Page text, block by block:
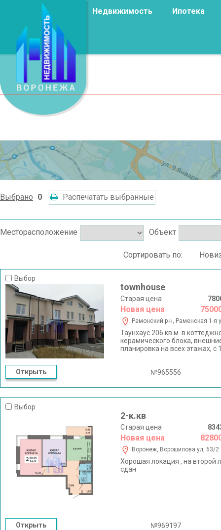
Недвижимость Ипотека
Выбрано 0 Распечатать выбранные
Месторасположение Объект
Сортировать по:
Выбор
townhouse
Старая цена
Новая цена
Рамонский р-н, Раменская 1-я
Таунхаус 206 кв.м. в
керамического блока,
планировка на всех этажах, с
удовольствием отвечу на
Открыть №965556
Выбор
2-к.кв
Старая цена
Новая цена
Воронеж, Ворошилова ул, 63/2
Хорошая локация , на второй
сдан
Открыть №969197